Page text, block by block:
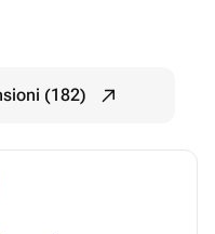
(182)